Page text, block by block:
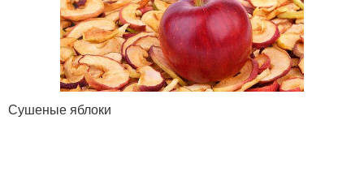
Сушеные яблоки